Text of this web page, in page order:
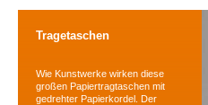
Tragetaschen
Wie Kunstwerke wirken diese
großen Papiertragtaschen mit
gedrehter Papierkordel. Der